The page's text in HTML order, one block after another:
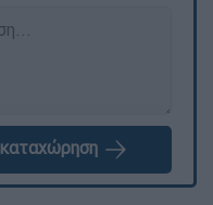
καταχώρηση